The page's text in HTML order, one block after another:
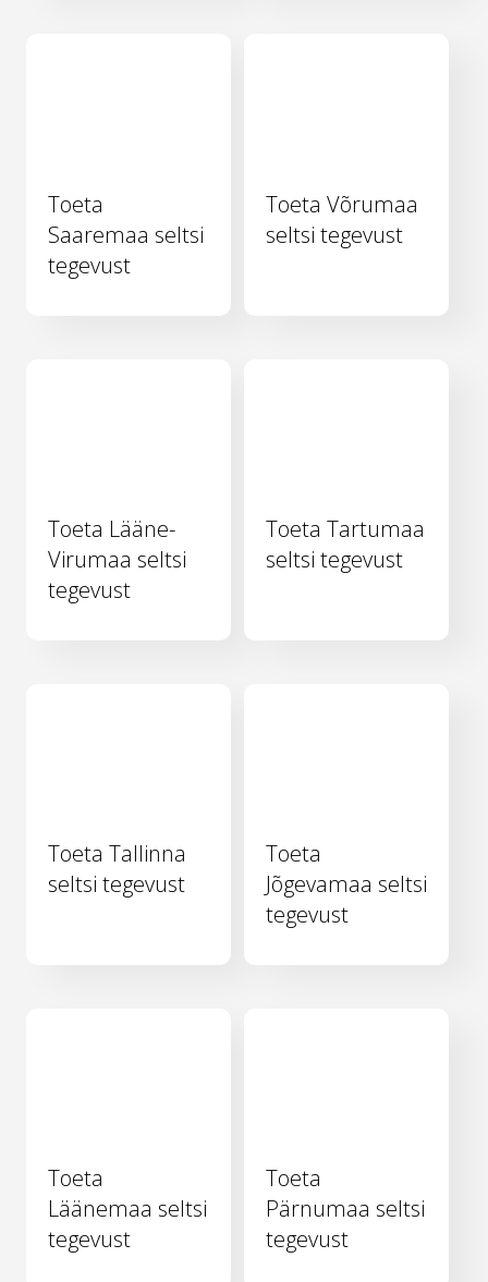
Toeta
Saaremaa seltsi
tegevust
Toeta Võrumaa
seltsi tegevust
Toeta Lääne-
Virumaa seltsi
tegevust
Toeta Tartumaa
seltsi tegevust
Toeta Tallinna
seltsi tegevust
Toeta
Jõgevamaa seltsi
tegevust
Toeta
Läänemaa seltsi
tegevust
Toeta
Pärnumaa seltsi
tegevust